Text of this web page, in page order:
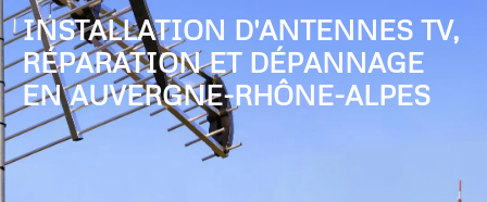
INSTALLATION D'ANTENNES TV,
RÉPARATION ET DÉPANNAGE
EN AUVERGNE-RHÔNE-ALPES